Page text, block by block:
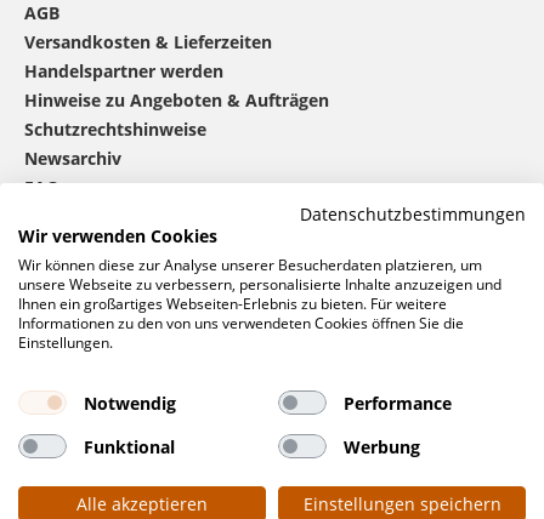
AGB
Versandkosten & Lieferzeiten
Handelspartner werden
Hinweise zu Angeboten & Aufträgen
Schutzrechtshinweise
Newsarchiv
FAQ
mbw®kontaktieren
0 46 06 / 94 02 - 0
Rufen Sie uns an
Anfrage
Soziale Netzwerke
Datenschutzbestimmungen
Wir verwenden Cookies
Wir können diese zur Analyse unserer Besucherdaten platzieren, um
unsere Webseite zu verbessern, personalisierte Inhalte anzuzeigen und
Ihnen ein großartiges Webseiten-Erlebnis zu bieten. Für weitere
Informationen zu den von uns verwendeten Cookies öffnen Sie die
Einstellungen.
Notwendig
Performance
Funktional
Werbung
Alle akzeptieren Einstellungen speichern